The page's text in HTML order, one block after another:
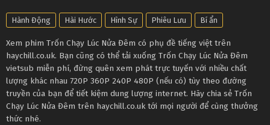
Hành Động Hài Hước Hình Sự Phiêu Lưu Bí ẩn
Xem phim Trốn Chạy Lúc Nửa Đêm có phụ đề tiếng việt trên
haychill.co.uk. Bạn cũng có thể tải xuống Trốn Chạy Lúc Nửa Đêm
vietsub miễn phí, đừng quên xem phát trực tuyến với nhiều chất
lượng khác nhau 720P 360P 240P 480P (nếu có) tùy theo đường
truyền của bạn để tiết kiệm dung lượng internet. Hãy chia sẻ Trốn
Chạy Lúc Nửa Đêm trên haychill.co.uk tới mọi người để cùng thưởng
thức nhé.